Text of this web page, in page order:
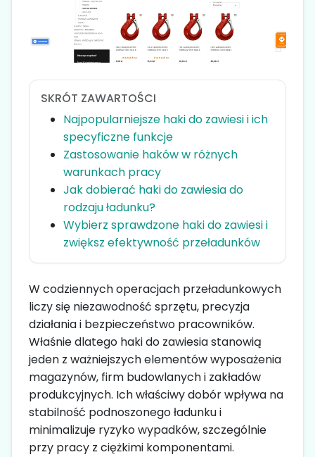
SKRÓT ZAWARTOŚCI
Najpopularniejsze haki do zawiesi i ich
specyficzne funkcje
Zastosowanie haków w różnych
warunkach pracy
Jak dobierać haki do zawiesia do
rodzaju ładunku?
Wybierz sprawdzone haki do zawiesi i
zwiększ efektywność przeładunków
W codziennych operacjach przeładunkowych
liczy się niezawodność sprzętu, precyzja
działania i bezpieczeństwo pracowników.
Właśnie dlatego haki do zawiesia stanowią
jeden z ważniejszych elementów wyposażenia
magazynów, firm budowlanych i zakładów
produkcyjnych. Ich właściwy dobór wpływa na
stabilność podnoszonego ładunku i
minimalizuje ryzyko wypadków, szczególnie
przy pracy z ciężkimi komponentami.